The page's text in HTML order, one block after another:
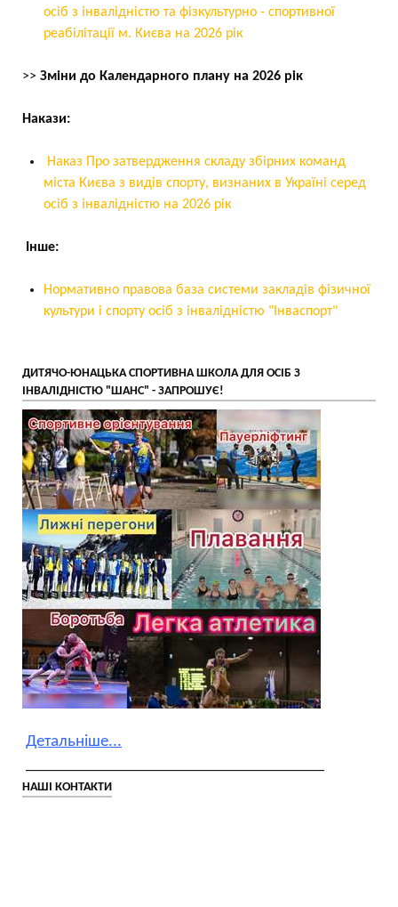
осіб з інвалідністю та фізкультурно - спортивної
реабілітації м. Києва на 2026 рік
>> Зміни до Календарного плану на 2026 рік
Накази:
Наказ Про затвердження складу збірних команд
міста Києва з видів спорту, визнаних в Україні серед
осіб з інвалідністю на 2026 рік
Інше:
Нормативно правова база системи закладів фізичної
культури і спорту осіб з інвалідністю "Інваспорт"
ДИТЯЧО-ЮНАЦЬКА СПОРТИВНА ШКОЛА ДЛЯ ОСІБ З
ІНВАЛІДНІСТЮ "ШАНС" - ЗАПРОШУЄ!
Детальніше...
НАШІ КОНТАКТИ